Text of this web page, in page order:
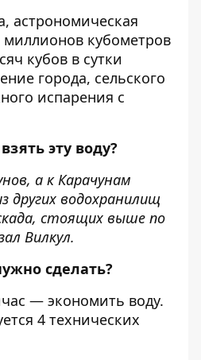
астрономическая
кубометров
кубов в сутки
города, сельского
испарения с
эту воду?
а к Карачунам
других водохранилищ
стоящих выше по
Вилкул.
сделать?
— экономить воду.
4 технических